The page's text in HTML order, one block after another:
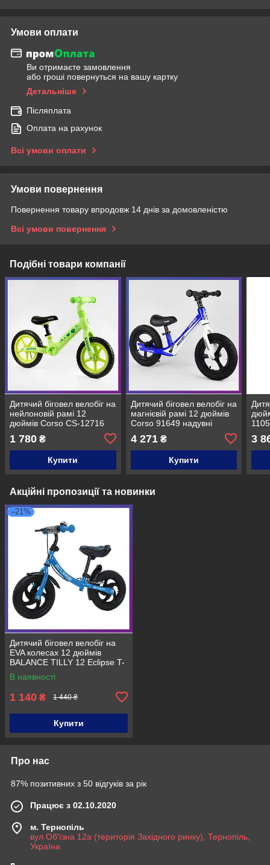
Умови оплати
Ви отримаєте замовлення
або гроші повернуться на вашу картку
Детальніше
Післяплата
Оплата на рахунок
Всі умови оплати
Умови повернення
Повернення товару впродовж 14 днів за домовленістю
Всі умови повернення
Подібні товари компанії
Дитячий біговел велобіг на
нейлоновій рамі 12
дюймів Corso CS-12716
1 780 ₴
Купити
Дитячий біговел велобіг на
магнієвій рамі 12 дюймів
Corso 91649 надувні
4 271₴
Купити
3
Акційні пропозиції та новинки
–21%
Дитячий біговел велобіг на
EVA колесах 12 дюймів
BALANCE TILLY 12 Eclipse T-
21254 Блакитний
В наявності
1 140 ₴ 1 440 ₴
Купити
Про нас
87% позитивних з 50 відгуків за рік
Працює з 02.10.2020
м. Тернопіль
вул Об'їзна 12а (територія Західного ринку), Тернопіль,
Україна